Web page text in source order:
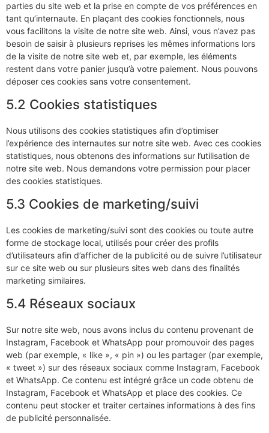
parties du site web et la prise en compte de vos préférences en
tant qu’internaute. En plaçant des cookies fonctionnels, nous
vous facilitons la visite de notre site web. Ainsi, vous n’avez pas
besoin de saisir à plusieurs reprises les mêmes informations lors
de la visite de notre site web et, par exemple, les éléments
restent dans votre panier jusqu’à votre paiement. Nous pouvons
déposer ces cookies sans votre consentement.
5.2 Cookies statistiques
Nous utilisons des cookies statistiques afin d’optimiser
l’expérience des internautes sur notre site web. Avec ces cookies
statistiques, nous obtenons des informations sur l’utilisation de
notre site web. Nous demandons votre permission pour placer
des cookies statistiques.
5.3 Cookies de marketing/suivi
Les cookies de marketing/suivi sont des cookies ou toute autre
forme de stockage local, utilisés pour créer des profils
d’utilisateurs afin d’afficher de la publicité ou de suivre l’utilisateur
sur ce site web ou sur plusieurs sites web dans des finalités
marketing similaires.
5.4 Réseaux sociaux
Sur notre site web, nous avons inclus du contenu provenant de
Instagram, Facebook et WhatsApp pour promouvoir des pages
web (par exemple, « like », « pin ») ou les partager (par exemple,
« tweet ») sur des réseaux sociaux comme Instagram, Facebook
et WhatsApp. Ce contenu est intégré grâce un code obtenu de
Instagram, Facebook et WhatsApp et place des cookies. Ce
contenu peut stocker et traiter certaines informations à des fins
de publicité personnalisée.